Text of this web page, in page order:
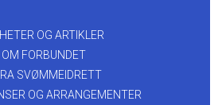
OG ARTIKLER
OM FORBUNDET
SVØMMEIDRETT
OG ARRANGEMENTER